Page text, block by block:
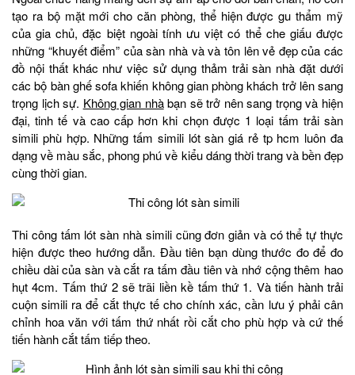
tạo ra bộ mặt mới cho căn phòng, thể hiện được gu thẩm mỹ
của gia chủ, đặc biệt ngoài tính ưu việt có thể che giấu được
những “khuyết điểm” của sàn nhà và và tôn lên vẻ đẹp của các
đồ nội thất khác như việc sử dụng thảm trải sàn nhà đặt dưới
các bộ bàn ghế sofa khiến không gian phòng khách trở lên sang
trọng lịch sự. Không gian nhàbạn sẽ trở nên sang trọng và hiện
đại, tinh tế và cao cấp hơn khi chọn được 1 loại tấm trải sàn
simili phù hợp. Những tấm simili lót sàn giá rẻ tp hcm luôn đa
dạng về màu sắc, phong phú về kiểu dáng thời trang và bền đẹp
cùng thời gian.
Thi công tấm lót sàn nhà simili cũng đơn giản và có thể tự thực
hiện được theo hướng dẫn. Đầu tiên bạn dùng thước đo để đo
chiều dài của sàn và cắt ra tấm đầu tiên và nhớ cộng thêm hao
hụt 4cm. Tấm thứ 2 sẽ trãi liền kề tấm thứ 1. Và tiến hành trải
cuộn simili ra để cắt thực tế cho chính xác, cần lưu ý phải cân
chỉnh hoa văn với tấm thứ nhất rồi cắt cho phù hợp và cứ thế
tiến hành cắt tấm tiếp theo.